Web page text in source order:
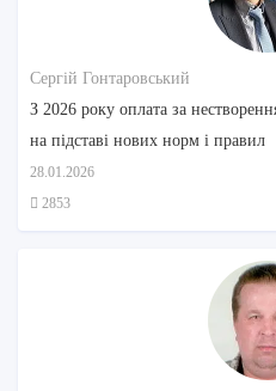
Сергій Гонтаровський
З 2026 року оплата за
на підставі нових норм і правил
28.01.2026
2853